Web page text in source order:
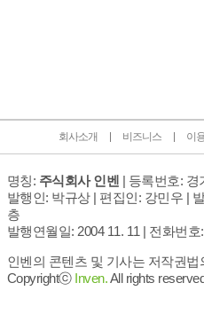
회사소개 비즈니스 이
명칭: 주식회사 인벤 | 등록번호: 경
발행인: 박규상 | 편집인: 강민우 |
층
발행연월일: 2004 11. 11 | 전화번호
인벤의 콘텐츠 및 기사는 저작권
Copyrightⓒ Inven.All rights